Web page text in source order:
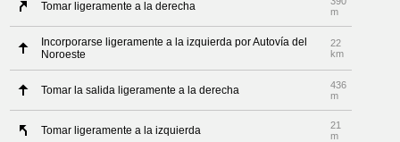
Tomar ligeramente a la derecha
m
Incorporarse ligeramente a la izquierda por Autovía del
Noroeste
22
km
Tomar la salida ligeramente a la derecha
436
m
Tomar ligeramente a la izquierda
21
m